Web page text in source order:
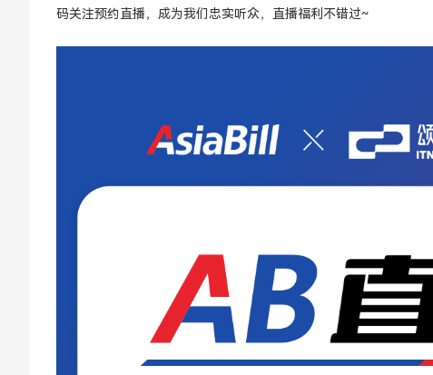
码关注预约直播，成为我们忠实听众，直播福利不错过~